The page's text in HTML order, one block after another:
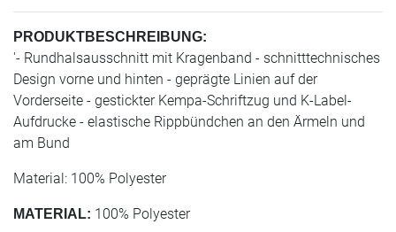
PRODUKTBESCHREIBUNG:
'- Rundhalsausschnitt mit Kragenband - schnitttechnisches
Design vorne und hinten - geprägte Linien auf der
Vorderseite - gestickter Kempa-Schriftzug und K-Label-
Aufdrucke - elastische Rippbündchen an den Ärmeln und
am Bund
Material: 100% Polyester
MATERIAL: 100% Polyester